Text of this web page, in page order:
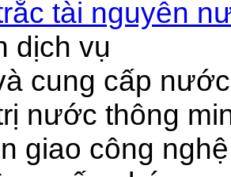
tài nguyên
dịch vụ
cung cấp nước
nước thông
giao công nghệ